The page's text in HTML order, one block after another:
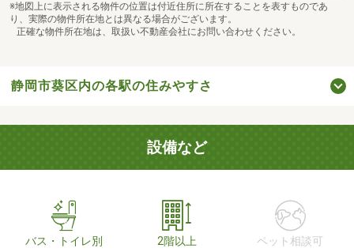
※地図上に表示される物件の位置は付近住所に所在することを表すものであ
り、実際の物件所在地とは異なる場合がございます。
正確な物件所在地は、取扱い不動産会社にお問い合わせください。
静岡市葵区内の各駅の住みやすさ
設備など
バス・トイレ別 2階以上 ペット相談可